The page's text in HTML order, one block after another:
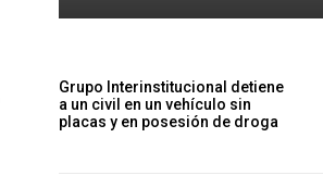
Grupo Interinstitucional detiene
a un civil en un vehículo sin
placas y en posesión de droga